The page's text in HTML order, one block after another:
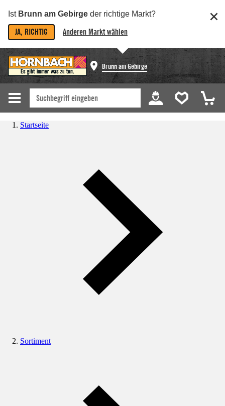
Ist Brunn am Gebirge der richtige Markt?
JA, RICHTIG Anderen Markt wählen
Brunn am Gebirge
Startseite
Sortiment